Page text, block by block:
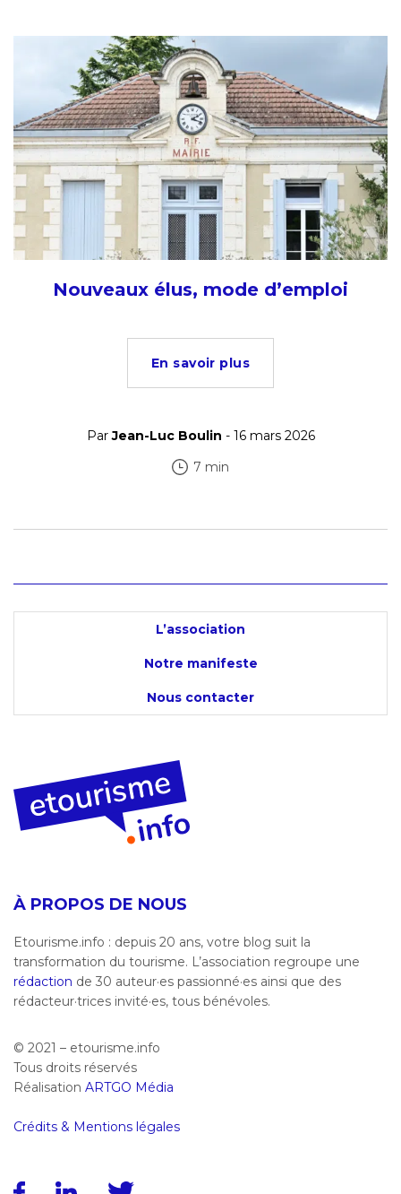
Nouveaux élus, mode d’emploi
En savoir plus
ParJean-Luc Boulin - 16 mars 2026
7 min
L’association
Notre manifeste
Nous contacter
À PROPOS DE NOUS
Etourisme.info : depuis 20 ans, votre blog suit la
transformation du tourisme. L’association regroupe une
rédaction de 30 auteur·es passionné·es ainsi que des
rédacteur·trices invité·es, tous bénévoles.
© 2021 – etourisme.info
Tous droits réservés
Réalisation ARTGO Média
Crédits & Mentions légales